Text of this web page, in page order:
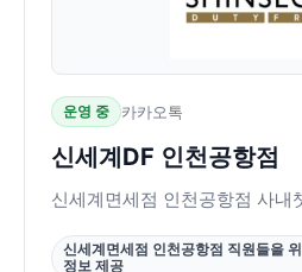
운영 중 카카오톡
신세계DF 인천공항점
신세계면세점 인천공항점 사내
신세계면세점 인천공항점 직원들을
정보 제공